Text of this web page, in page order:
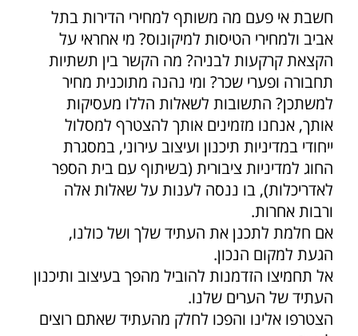
חשבת אי פעם מה משותף למחירי הדירות בתל
אביב ולמחירי הטיסות למיקונוס? מי אחראי על
הקצאת קרקעות לבניה? מה הקשר בין תשתיות
תחבורה ופערי שכר? ומי נהנה מתוכנית מחיר
למשתכן? התשובות לשאלות הללו מעסיקות
אותך, אנחנו מזמינים אותך להצטרף למסלול
ייחודי במדיניות תיכנון ועיצוב עירוני, במסגרת
החוג למדיניות ציבורית (בשיתוף עם בית הספר
לאדריכלות), בו ננסה לענות על שאלות אלה
ורבות אחרות.
אם חלמת לתכנן את העתיד שלך ושל כולנו,
הגעת למקום הנכון.
אל תחמיצו הזדמנות להוביל מהפך בעיצוב ותיכנון
העתיד של הערים שלנו.
הצטרפו אלינו והפכו לחלק מהעתיד שאתם רוצים